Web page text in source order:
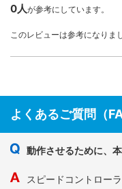
0人が参考にしています。
このレビューは参考になりま
よくあるご質問（
動作させるために、
スピードコントロー